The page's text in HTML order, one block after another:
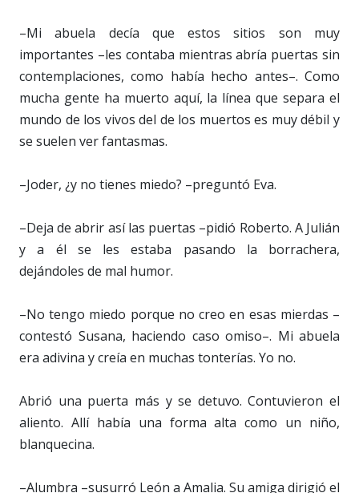
–Mi abuela decía que estos sitios son muy
importantes –les contaba mientras abría puertas sin
contemplaciones, como había hecho antes–. Como
mucha gente ha muerto aquí, la línea que separa el
mundo de los vivos del de los muertos es muy débil y
se suelen ver fantasmas.
–Joder, ¿y no tienes miedo? –preguntó Eva.
–Deja de abrir así las puertas –pidió Roberto. A Julián
y a él se les estaba pasando la borrachera,
dejándoles de mal humor.
–No tengo miedo porque no creo en esas mierdas –
contestó Susana, haciendo caso omiso–. Mi abuela
era adivina y creía en muchas tonterías. Yo no.
Abrió una puerta más y se detuvo. Contuvieron el
aliento. Allí había una forma alta como un niño,
blanquecina.
–Alumbra –susurró León a Amalia. Su amiga dirigió el